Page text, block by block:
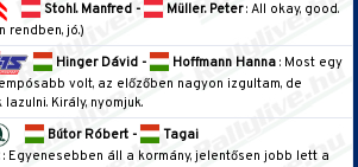
Stohl. Manfred - Müller. Peter: All okay, good.
rendben, jó.)
Hinger Dávid - Hoffmann Hanna: Most egy
volt, az előzőben nagyon izgultam, de
Király, nyomjuk.
Bútor Róbert -
Tagai
: Egyenesebben áll a kormány, jelentősen jobb lett a